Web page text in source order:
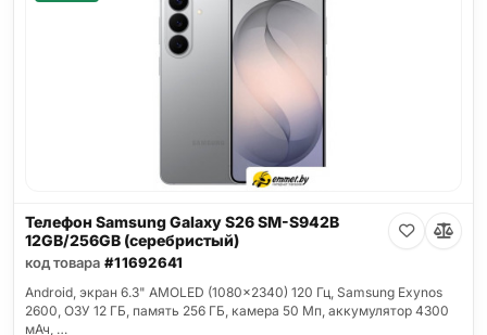
Телефон Samsung Galaxy S26 SM-S942B
12GB/256GB (серебристый)
код товара #11692641
Android, экран 6.3" AMOLED (1080x2340) 120 Гц, Samsung Exynos
2600, ОЗУ 12 ГБ, память 256 ГБ, камера 50 Мп, аккумулятор 4300
мАч, …